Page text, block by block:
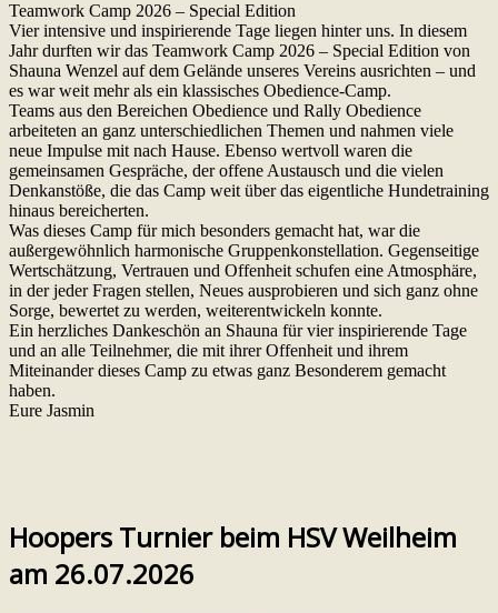
Teamwork Camp 2026 – Special Edition
Vier intensive und inspirierende Tage liegen hinter uns. In diesem
Jahr durften wir das Teamwork Camp 2026 – Special Edition von
Shauna Wenzel auf dem Gelände unseres Vereins ausrichten – und
es war weit mehr als ein klassisches Obedience-Camp.
Teams aus den Bereichen Obedience und Rally Obedience
arbeiteten an ganz unterschiedlichen Themen und nahmen viele
neue Impulse mit nach Hause. Ebenso wertvoll waren die
gemeinsamen Gespräche, der offene Austausch und die vielen
Denkanstöße, die das Camp weit über das eigentliche Hundetraining
hinaus bereicherten.
Was dieses Camp für mich besonders gemacht hat, war die
außergewöhnlich harmonische Gruppenkonstellation. Gegenseitige
Wertschätzung, Vertrauen und Offenheit schufen eine Atmosphäre,
in der jeder Fragen stellen, Neues ausprobieren und sich ganz ohne
Sorge, bewertet zu werden, weiterentwickeln konnte.
Ein herzliches Dankeschön an Shauna für vier inspirierende Tage
und an alle Teilnehmer, die mit ihrer Offenheit und ihrem
Miteinander dieses Camp zu etwas ganz Besonderem gemacht
haben.
Eure Jasmin
Hoopers Turnier beim HSV Weilheim
am 26.07.2026